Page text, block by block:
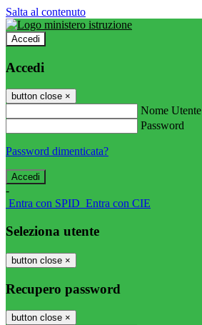
Salta al contenuto
Accedi
Accedi
button close ×
Nome Utente
Password
Password dimenticata?
-
Entra con SPID Entra con CIE
Seleziona utente
button close ×
Recupero password
button close ×